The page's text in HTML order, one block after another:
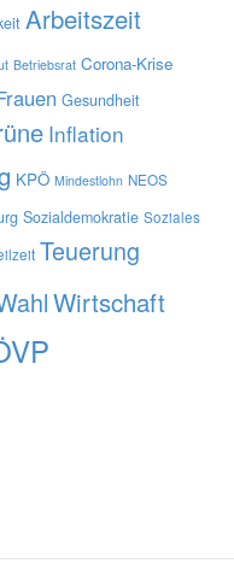
Arbeitszeit
Betriebsrat Corona-Krise
Gesundheit
Inflation
KPÖ Mindestlohn NEOS
Sozialdemokratie Soziales
Teuerung
Wirtschaft